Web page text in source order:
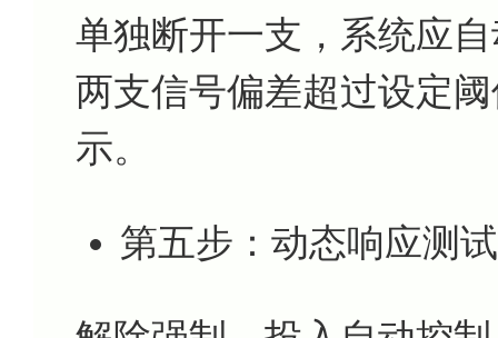
单独断开一支，系统应
两支信号偏差超过设定
示。
第五步：动态响应测试